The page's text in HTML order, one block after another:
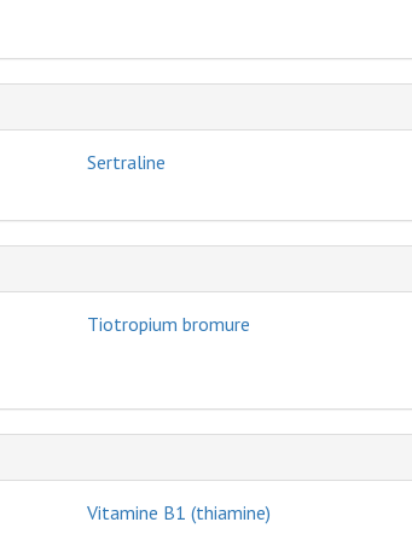
Sertraline
Tiotropium bromure
Vitamine B1 (thiamine)